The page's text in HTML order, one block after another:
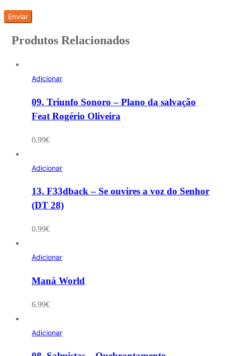
Produtos Relacionados
Adicionar
09. Triunfo Sonoro – Plano da salvação
Feat Rogério Oliveira
0.99€
Adicionar
13. F33dback – Se ouvires a voz do Senhor
(DT 28)
0.99€
Adicionar
Maná World
6.99€
Adicionar